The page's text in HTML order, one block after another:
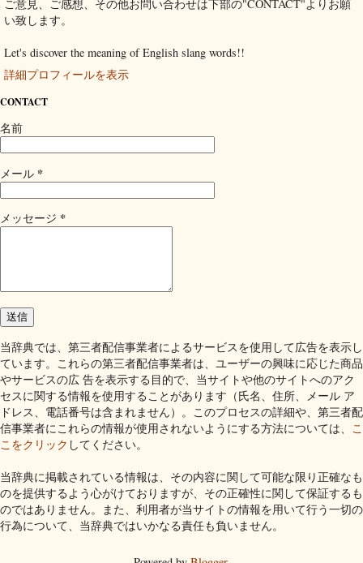
ご意見、ご感想、その他お問い合わせは下部の"CONTACT"よりお願
い致します。
Let's discover the meaning of English slang words!!
詳細プロフィールを表示
CONTACT
名前
メール *
メッセージ *
当辞典では、第三者配信事業者によるサービスを使用して広告を表示し
ています。これらの第三者配信事業者は、ユーザーの興味に応じた商品
やサービスの広 告を表示する目的で、当サイトや他のサイトへのアク
セスに関する情報を使用することがあります（氏名、住所、メール ア
ドレス、電話番号は含まれません）。このプロセスの詳細や、第三者配
信事業者にこれらの情報が使用されないようにする方法については、
こ
こをクリック してください。
当辞典に掲載されている情報は、その内容に関して可能な限り正確なも
のを提供するよう心がけておりますが、その正確性に関して保証するも
のではありません。また、利用者が当サイトの情報を用いて行う一切の
行為について、当辞典ではいかなる責任も負いません。